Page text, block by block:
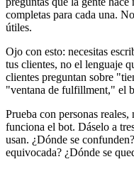
completas para cada una.
útiles.
Ojo con esto: necesitas
tus clientes, no el lenguaje
clientes preguntan sobre
"ventana de fulfillment," el
Prueba con personas
funciona el bot. Dáselo a
usan. ¿Dónde se
equivocada? ¿Dónde se